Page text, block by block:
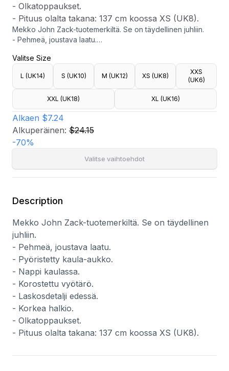
- Olkatoppaukset.
- Pituus olalta takana: 137 cm koossa XS (UK8).
Mekko John Zack-tuotemerkiltä. Se on täydellinen juhliin.
- Pehmeä, joustava laatu.
- Nappi kaulassa.
- Laskosdetalji edessä.
- Korkea halkio.
- Olkatoppaukset.
- Pituus olalta takana: 137 cm koossa XS (UK8).
Valitse Size
L (UK14) S (UK10) M (UK12) XS (UK8)
XXS
(UK6)
XXL (UK18) XL (UK16)
Alkaen $7.24
Alkuperäinen: $24.15
-70%
Valitse vaihtoehdot
Description
Mekko John Zack-tuotemerkiltä. Se on täydellinen
juhliin.
- Pehmeä, joustava laatu.
- Pyöristetty kaula-aukko.
- Nappi kaulassa.
- Korostettu vyötärö.
- Laskosdetalji edessä.
- Korkea halkio.
- Olkatoppaukset.
- Pituus olalta takana: 137 cm koossa XS (UK8).